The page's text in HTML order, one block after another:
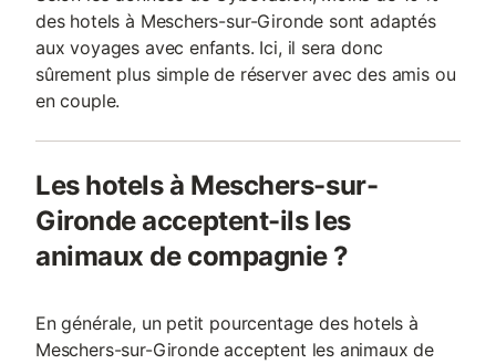
des hotels à Meschers-sur-Gironde sont adaptés
aux voyages avec enfants. Ici, il sera donc
sûrement plus simple de réserver avec des amis ou
en couple.
Les hotels à Meschers-sur-
Gironde acceptent-ils les
animaux de compagnie ?
En générale, un petit pourcentage des hotels à
Meschers-sur-Gironde acceptent les animaux de